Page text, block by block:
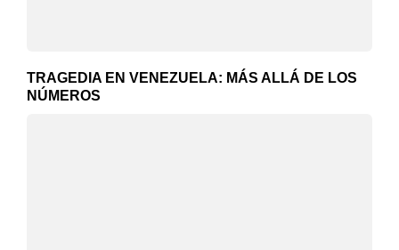
TRAGEDIA EN VENEZUELA: MÁS ALLÁ DE LOS
NÚMEROS